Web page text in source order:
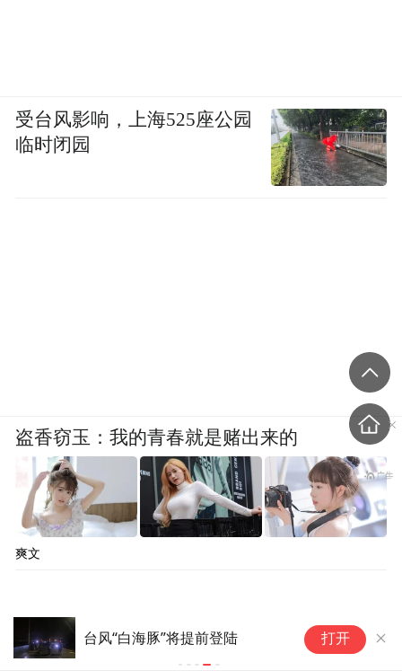
台风“白海豚”将提前登陆 打开
受台风影响，上海525座公园
临时闭园
盗香窃玉：我的青春就是赌出来的
爽文